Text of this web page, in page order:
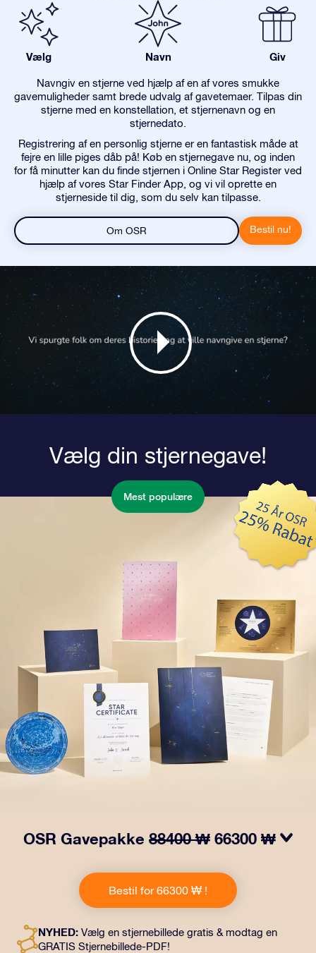
Vælg Navn Giv
Navngiv en stjerne ved hjælp af en af vores smukke
gavemuligheder samt brede udvalg af gavetemaer. Tilpas din
stjerne med en konstellation, et stjernenavn og en
stjernedato.
Registrering af en personlig stjerne er en fantastisk måde at
fejre en lille piges dåb på! Køb en stjernegave nu, og inden
for få minutter kan du finde stjernen i Online Star Register ved
hjælp af vores Star Finder App, og vi vil oprette en
stjerneside til dig, som du selv kan tilpasse.
Om OSR Bestil nu!
Vælg din stjernegave!
Mest populære
OSR Gavepakke 88400 ₩ 66300 ₩
Denne gave inkluderer en smuk kuvert og personlige
dokumenter, der sendes til en adresse efter dit eget
valg, samt digitale dokumenter og gratis brug af vores
venner og familie.
Bestil for 66300 ₩ !
NYHED: Vælg en stjernebillede gratis & modtag en
GRATIS Stjernebillede-PDF!